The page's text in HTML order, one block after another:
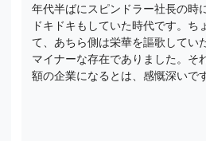
年代半ばにスピンドラー社長の時
ドキドキもしていた時代です。ち
て、あちら側は栄華を謳歌してい
マイナーな存在でありました。そ
額の企業になるとは、感慨深いで